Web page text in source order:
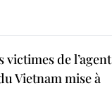
victimes de l’agent
Vietnam mise à